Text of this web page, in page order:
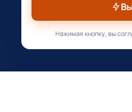
Нажимая кнопку, вы